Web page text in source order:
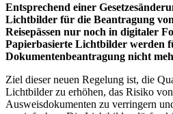
Entsprechend einer
Lichtbilder für die Beantragung
Reisepässen nur noch in digitaler
Papierbasierte Lichtbilder werden
Dokumentenbeantragung nicht
Ziel dieser neuen Regelung ist, die
Lichtbilder zu erhöhen, das Risiko
Ausweisdokumenten zu verringern